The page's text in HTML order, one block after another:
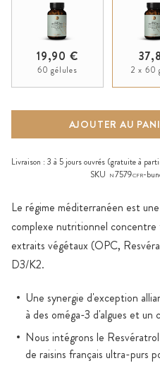
Le régime méditerranéen est
complexe nutritionnel concentre
extraits végétaux (OPC,
D3/K2.
Une synergie d'exception
à des oméga-3 d'algues et
Nous intégrons le
de raisins français ultra-purs
19,90 €
60 gélules 2 x 60
AJOUTER AU
Livraison : 3 à 5 jours ouvrés (gratuite à
SKU
N7579CFR-